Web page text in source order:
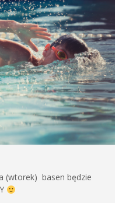
(wtorek) basen będzie